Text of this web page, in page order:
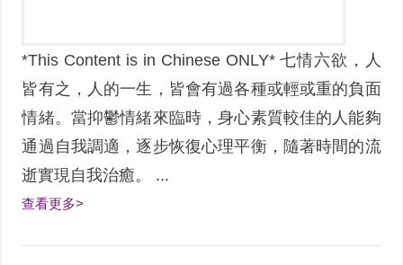
*This Content is in Chinese ONLY* 七情六欲，人
皆有之，人的一生，皆會有過各種或輕或重的負面
情緒。當抑鬱情緒來臨時，身心素質較佳的人能夠
通過自我調適，逐步恢復心理平衡，隨著時間的流
逝實現自我治癒。 ...
查看更多>